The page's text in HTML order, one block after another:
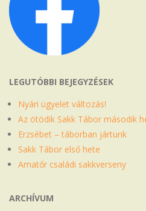
LEGUTÓBBI BEJEGYZÉSEK
Nyári ügyelet változás!
Az ötödik Sakk Tábor második
Erzsébet – táborban jártunk
Sakk Tábor első hete
Amatőr családi sakkverseny
ARCHÍVUM